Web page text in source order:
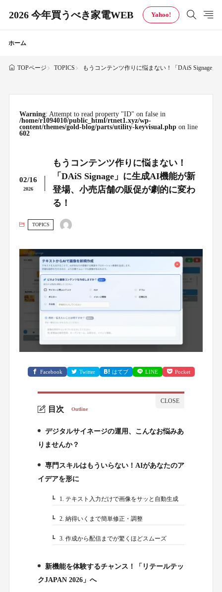
2026 今年買うべき家電WEB Yahoo!
ホーム
TOPページ TOPICS もうコンテンツ作りに悩まない！「DAiS Signage
Warning: Attempt to read property "ID" on false in
/home/r1094010/public_html/rtnet1.xyz/wp-
content/themes/gold-blog/parts/utility-keyvisual.phpon line
602
02/16
2026
もうコンテンツ作りに悩まない！
「DAiS Signage」に生成AI機能が新
登場、小売店舗の販促が劇的に変わ
る！
TOPICS
Facebook Twitter はてブ LINE Pocket
目次 Outline
デジタルサイネージの運用、こんなお悩みあ
りませんか？
専門スキルはもういらない！AIがあなたのア
イデアを形に
2-1.1. テキスト入力だけで画像をサッと自動生成
2-2.2. 納得いくまで簡単修正・調整
2-3.3. 作成から配信までが驚くほどスムーズ
3.
新機能を体験するチャンス！「リテールテッ
クJAPAN 2026」へ